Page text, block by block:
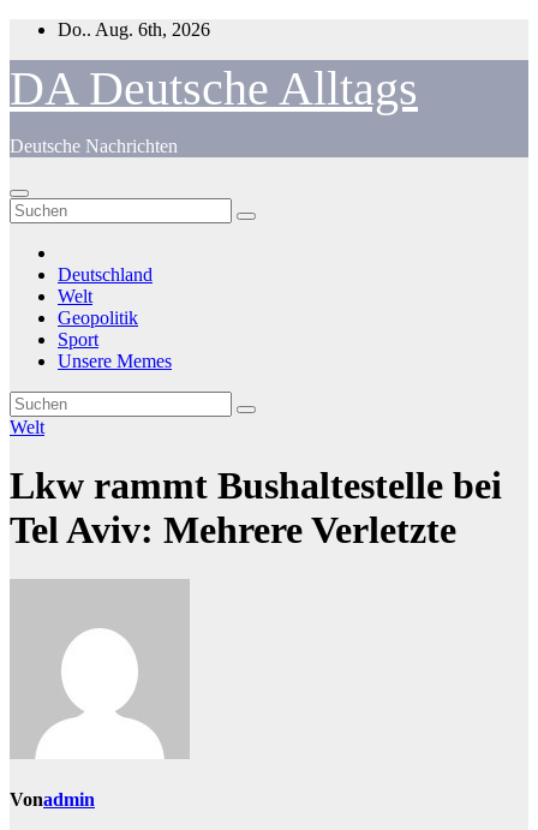
Zum
springen
Do.. Aug. 6th, 2026
DA Deutsche Alltags
Deutsche Nachrichten
Deutschland
Welt
Geopolitik
Sport
Unsere Memes
Welt
Lkw rammt Bushaltestelle bei
Tel Aviv: Mehrere Verletzte
Vonadmin